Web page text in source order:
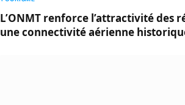
L’ONMT renforce l’attractivité des
une connectivité aérienne